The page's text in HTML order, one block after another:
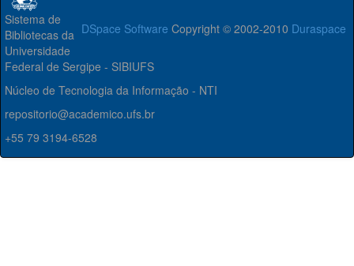
DSpace Software Copyright © 2002-2010 Duraspace
Sistema de
Bibliotecas da
Universidade
Federal de Sergipe - SIBIUFS
Núcleo de Tecnologia da Informação - NTI
repositorio@academico.ufs.br
+55 79 3194-6528